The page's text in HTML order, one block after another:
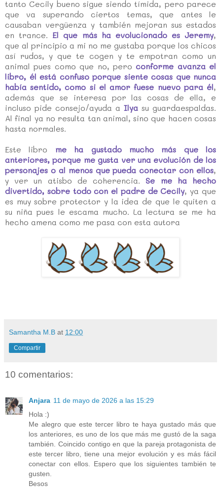
tanto Cecily bueno sigue siendo tímida, pero parece
que va superando ciertos temas, que antes le
causaban vergüenza y también mejoran sus estados
en trance. El que más ha evolucionado es Jeremy,
que al principio a mi no me gustaba porque los chicos
así rudos, y que te cogen y te empotran como un
animal pues como que no, peroconforme avanza el
libro, él está confuso porque siente cosas que nunca
había sentido, como si el amor fuese nuevo para él,
además que se interesa por las cosas de ella, e
incluso pide consejo/ayuda a Ilya su guardaespaldas.
Al final ya no resulta tan animal, sino que hacen cosas
hasta normales.
Este libro me ha gustado mucho más que los
anteriores, porque me gusta ver una evolución de los
personajes o al menos que pueda conectar con ellos,
y ver un atisbo de coherencia.Se me ha hecho
divertido, sobre todo con el padre de Cecily, ya que
es muy sobre protector y la idea de que le quiten a
su niña pues le escama mucho. La lectura se me ha
hecho amena como me pasa con esta autora
Samantha M.B at 12:00
Compartir
10 comentarios:
Anjara 11 de mayo de 2026 a las 15:29
Hola :)
Me alegro que este tercer libro te haya gustado más que
los anteriores, es uno de los que más me gustó de la saga
también. Coincido contigo en que la pareja protagonista de
este tercer libro, tiene una mejor evolución y es más fácil
conectar con ellos. Espero que los siguientes también te
gusten.
Besos